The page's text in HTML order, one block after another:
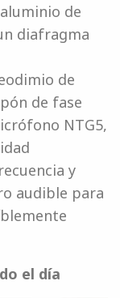
de
diafragma
de
de fase
NTG5,
y
audible para
el día